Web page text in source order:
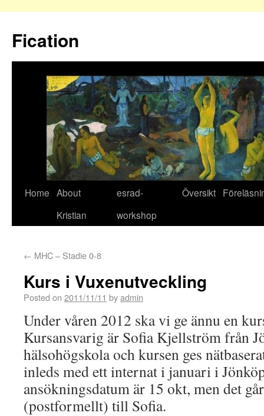
Fication
Home About
Kristian
esrad-
workshop
Översikt
← MHC – Stadie 0-8
Kurs i Vuxenutveckling
Posted on 2011/11/11 byadmin
Under våren 2012 ska vi ge ännu en
Kursansvarig är Sofia Kjellström från
hälsohögskola och kursen ges
inleds med ett internat i januari i
ansökningsdatum är 15 okt, men det
(postformellt) till Sofia.